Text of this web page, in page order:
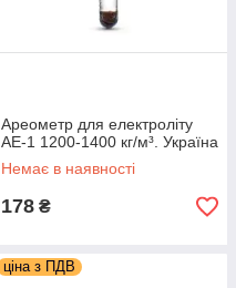
Ареометр для електроліту
АЕ-1 1200-1400 кг/м³. Україна
Немає в наявності
178 ₴
ціна з ПДВ